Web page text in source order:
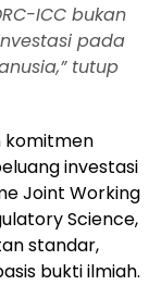
ICC bukan
pada
tutup
komitmen
investasi
Joint Working
Science,
standar,
bukti ilmiah.